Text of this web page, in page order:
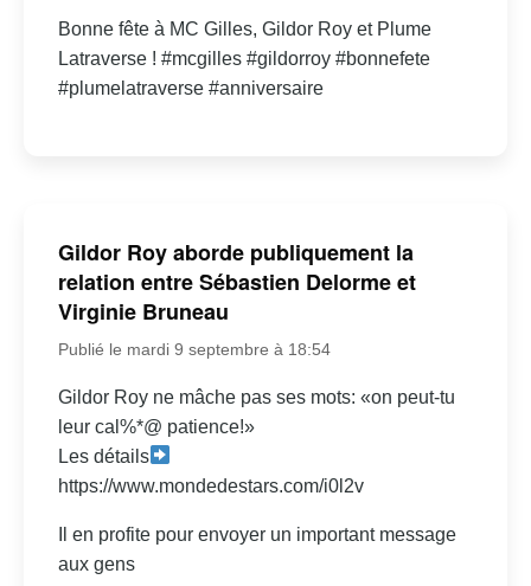
Bonne fête à MC Gilles, Gildor Roy et Plume
Latraverse ! #mcgilles #gildorroy #bonnefete
#plumelatraverse #anniversaire
Gildor Roy aborde publiquement la
relation entre Sébastien Delorme et
Virginie Bruneau
Publié le mardi 9 septembre à 18:54
Gildor Roy ne mâche pas ses mots: «on peut-tu
leur cal%*@ patience!»
Les détails
https://www.mondedestars.com/i0l2v
Il en profite pour envoyer un important message
aux gens